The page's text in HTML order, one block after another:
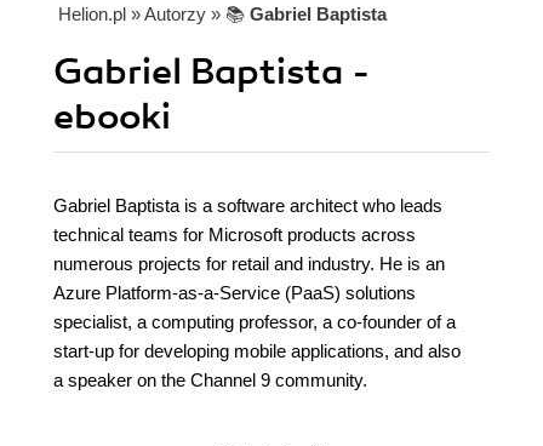
Helion.pl » Autorzy » 📚 Gabriel Baptista
Gabriel Baptista -
ebooki
Gabriel Baptista is a software architect who leads
technical teams for Microsoft products across
numerous projects for retail and industry. He is an
Azure Platform-as-a-Service (PaaS) solutions
specialist, a computing professor, a co-founder of a
start-up for developing mobile applications, and also
a speaker on the Channel 9 community.